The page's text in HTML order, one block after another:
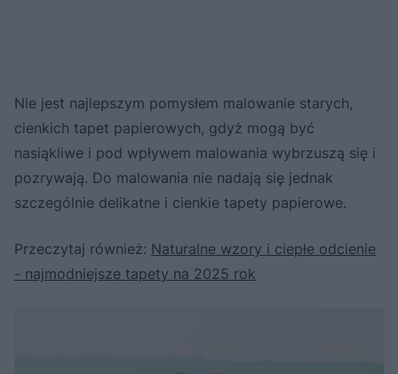
Nie jest najlepszym pomysłem malowanie starych,
cienkich tapet papierowych, gdyż mogą być
nasiąkliwe i pod wpływem malowania wybrzuszą się i
pozrywają. Do malowania nie nadają się jednak
szczególnie delikatne i cienkie tapety papierowe.
Przeczytaj również: Naturalne wzory i ciepłe odcienie
- najmodniejsze tapety na 2025 rok